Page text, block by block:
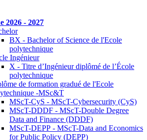
2026 - 2027
BX - Bachelor of Science de l'Ecole
polytechnique
Ingénieur
X - Titre d’Ingénieur diplômé de l’École
polytechnique
de formation gradué de l'Ecole
-MSc&T
MScT-CyS - MScT-Cybersecurity (CyS)
MScT-DDDF - MScT-Double Degree
Data and Finance (DDDF)
MScT-DEPP - MScT-Data and Economics
for Public Policy (DEPP)